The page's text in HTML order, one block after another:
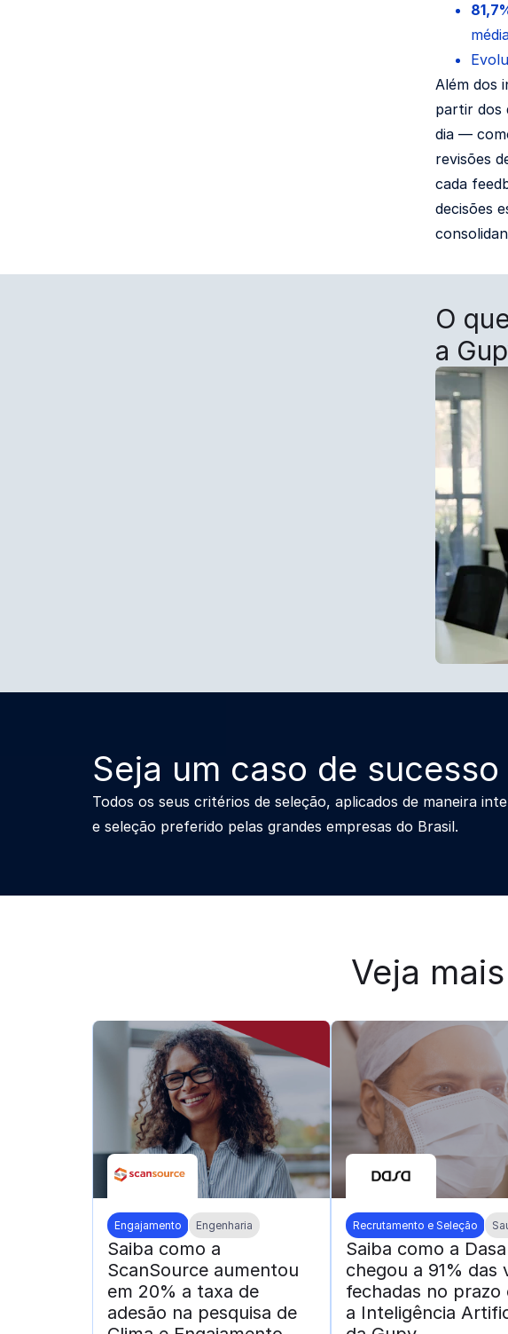
Além dos
partir dos
dia —
revisões
cada
decisões
O
a
Seja um caso de
Todos os seus critérios de seleção, aplicados de maneira
e seleção preferido pelas grandes empresas do Brasil.
Veja
Engajamento Engenharia
Saiba como a
ScanSource aumentou
em 20% a taxa de
adesão na pesquisa de
Recrutamento e Seleção
Saiba como a Dasa
chegou a 91% das
fechadas no prazo
a Inteligência